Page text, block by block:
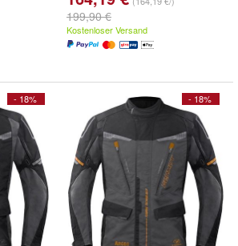
199,90 €
Kostenloser Versand
- 18% - 18%